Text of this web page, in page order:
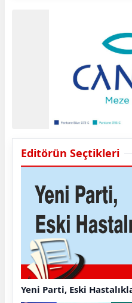
Editörün Seçtikleri
Yeni Parti, Eski